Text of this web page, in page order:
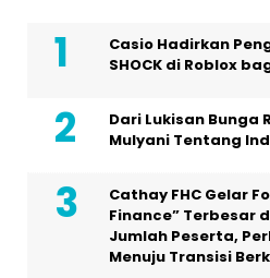
Casio Hadirkan
SHOCK di Roblox
Dari Lukisan Bunga
Mulyani Tentang
Cathay FHC Gelar
Finance” Terbesar
Jumlah Peserta,
Menuju Transisi